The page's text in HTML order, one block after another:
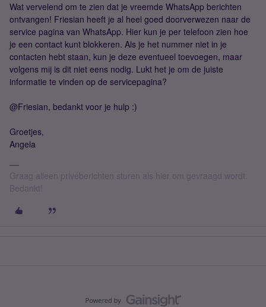
Wat vervelend om te zien dat je vreemde WhatsApp berichten
ontvangen! Friesian heeft je al heel goed doorverwezen naar de
service pagina van WhatsApp. Hier kun je per telefoon zien hoe
je een contact kunt blokkeren. Als je het nummer niet in je
contacten hebt staan, kun je deze eventueel toevoegen, maar
volgens mij is dit niet eens nodig. Lukt het je om de juiste
informatie te vinden op de servicepagina?
@Friesian, bedankt voor je hulp :)
Groetjes,
Angela
Graag alleen privéberichten sturen als hier om gevraagd wordt.
Bedankt!